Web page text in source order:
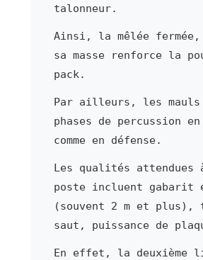
talonneur.
Ainsi, la mêlée fermée,
sa masse renforce la
pack.
Par ailleurs, les
phases de percussion
comme en défense.
Les qualités attendues
poste incluent gabarit
(souvent 2 m et plus),
saut, puissance de
En effet, la deuxième